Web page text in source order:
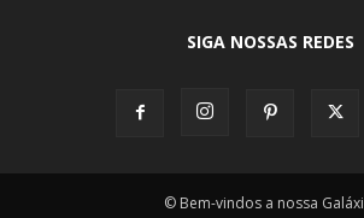
SIGA NOSSAS REDES
© Bem-vindos a nossa